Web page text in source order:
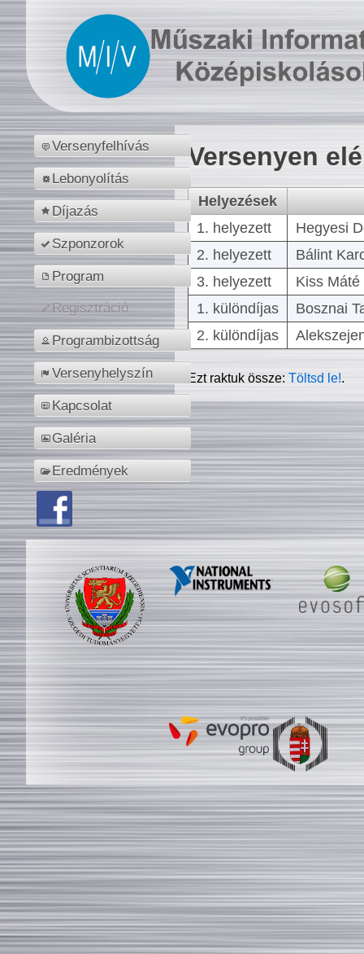
Versenyfelhívás
Lebonyolítás
Díjazás
Szponzorok
Program
Regisztráció
Programbizottság
Versenyhelyszín
Kapcsolat
Galéria
Eredmények
Versenyen
Helyezések
1. helyezett
Hegyesi
2. helyezett
Bálint
3. helyezett
Kiss
1. különdíjas
Bosznai
2. különdíjas
Ezt raktuk össze:Töltsd le!.